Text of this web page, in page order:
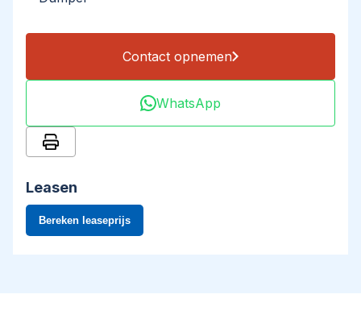
Contact opnemen
WhatsApp
Leasen